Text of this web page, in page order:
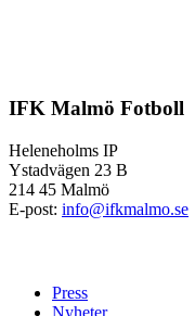
IFK Malmö Fotboll
Heleneholms IP
Ystadvägen 23 B
214 45 Malmö
E-post: info@ifkmalmo.se
Press